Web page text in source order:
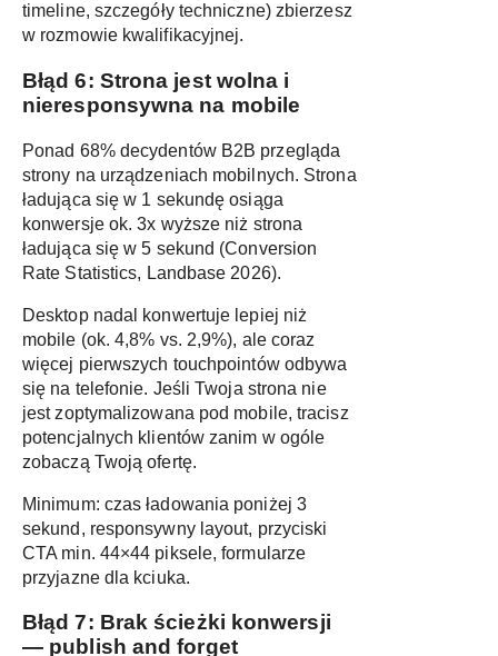
timeline, szczegóły techniczne) zbierzesz
w rozmowie kwalifikacyjnej.
Błąd 6: Strona jest wolna i
nieresponsywna na mobile
Ponad 68% decydentów B2B przegląda
strony na urządzeniach mobilnych. Strona
ładująca się w 1 sekundę osiąga
konwersje ok. 3x wyższe niż strona
ładująca się w 5 sekund (Conversion
Rate Statistics, Landbase 2026).
Desktop nadal konwertuje lepiej niż
mobile (ok. 4,8% vs. 2,9%), ale coraz
więcej pierwszych touchpointów odbywa
się na telefonie. Jeśli Twoja strona nie
jest zoptymalizowana pod mobile, tracisz
potencjalnych klientów zanim w ogóle
zobaczą Twoją ofertę.
Minimum: czas ładowania poniżej 3
sekund, responsywny layout, przyciski
CTA min. 44×44 piksele, formularze
przyjazne dla kciuka.
Błąd 7: Brak ścieżki konwersji
— publish and forget